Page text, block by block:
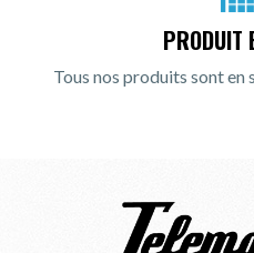
PRODUIT
Tous nos produits sont en